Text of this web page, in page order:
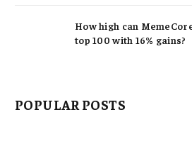
How high can
top 100 with 16% gains?
POPULAR POSTS